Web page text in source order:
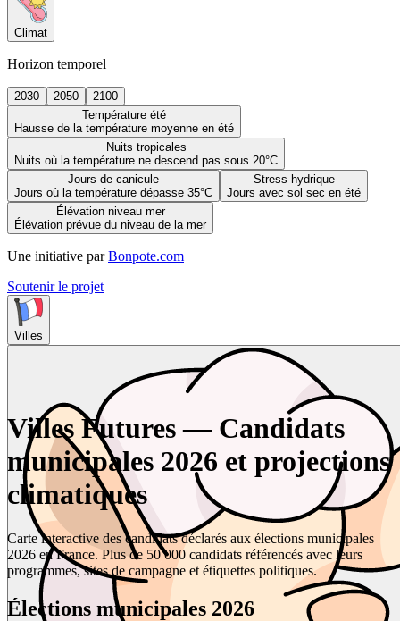
Climat
Horizon temporel
2030 2050
2100
Température été
Hausse de la température moyenne en été
Nuits tropicales
Nuits où la température ne descend pas sous 20°C
Jours de canicule
Jours où la température dépasse 35°C
Stress hydrique
Jours avec sol sec en été
Élévation niveau mer
Élévation prévue du niveau de la mer
Une initiative par Bonpote.com
Soutenir le projet
Villes
Villes Futures — Candidats
municipales 2026 et projections
climatiques
Carte interactive des candidats déclarés aux élections municipales
2026 en France. Plus de 50 000 candidats référencés avec leurs
programmes, sites de campagne et étiquettes politiques.
Élections municipales 2026